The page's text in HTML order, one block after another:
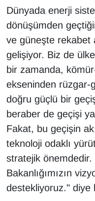
Dünyada enerji
dönüşümden
ve güneşte rekabet
gelişiyor. Biz de
bir zamanda,
ekseninden rüzgar-
doğru güçlü bir
beraber de geçişi
Fakat, bu geçişin
teknoloji odaklı
stratejik
Bakanlığımızın
destekliyoruz." diye